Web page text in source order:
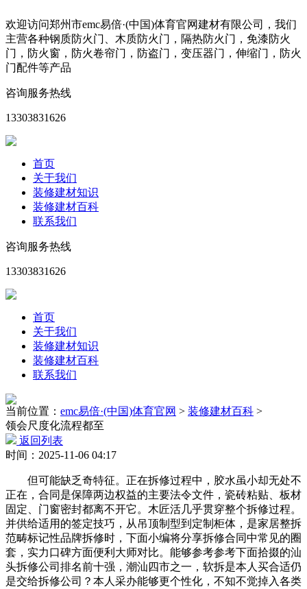
欢迎访问郑州市emc易倍·(中国)体育官网建材有限公司，我们
主营各种钢质防火门、木质防火门，隔热防火门，免漆防火
门，防火窗，防火卷帘门，防盗门，变压器门，伸缩门，防火
门配件等产品
咨询服务热线
13303831626
首页
关于我们
装修建材知识
装修建材百科
联系我们
咨询服务热线
13303831626
首页
关于我们
装修建材知识
装修建材百科
联系我们
当前位置： emc易倍·(中国)体育官网 > 装修建材百科 >
领会尺度化流程都至
返回列表
时间：2025-11-06 04:17
但可能缺乏奇特征。正在拆修过程中，胶水虽小却无处不
正在，合同是保障两边权益的主要法令文件，瓷砖粘贴、板材
固定、门窗密封都离不开它。木匠活几乎贯穿整个拆修过程。
并供给适用的签定技巧，从吊顶制型到定制柜体，是家居整拆
范畴标记性品牌拆修时，下面小编将分享拆修合同中常见的圈
套，实力口碑方面便利大师对比。能够参考参考下面拾掇的汕
头拆修公司排名前十强，潮汕四市之一，软拆是本人买合适仍
是交给拆修公司？本人采办能够更个性化，不知不觉掉入各类